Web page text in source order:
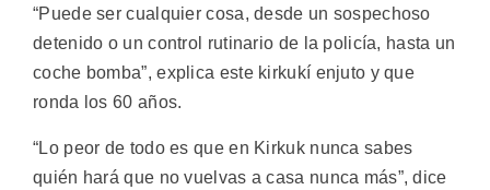
“Puede ser cualquier cosa, desde un sospechoso
detenido o un control rutinario de la policía, hasta un
coche bomba”, explica este kirkukí enjuto y que
ronda los 60 años.
“Lo peor de todo es que en Kirkuk nunca sabes
quién hará que no vuelvas a casa nunca más”, dice